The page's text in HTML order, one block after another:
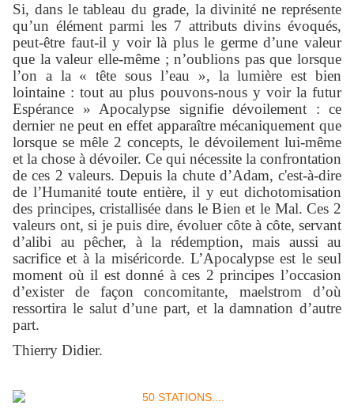
Si, dans le tableau du grade, la divinité ne représente
qu’un élément parmi les 7 attributs divins évoqués,
peut-être faut-il y voir là plus le germe d’une valeur
que la valeur elle-même ; n’oublions pas que lorsque
l’on a la « tête sous l’eau », la lumière est bien
lointaine : tout au plus pouvons-nous y voir la futur
Espérance » Apocalypse signifie dévoilement : ce
dernier ne peut en effet apparaître mécaniquement que
lorsque se mêle 2 concepts, le dévoilement lui-même
et la chose à dévoiler. Ce qui nécessite la confrontation
de ces 2 valeurs. Depuis la chute d’Adam, c'est-à-dire
de l’Humanité toute entière, il y eut dichotomisation
des principes, cristallisée dans le Bien et le Mal. Ces 2
valeurs ont, si je puis dire, évoluer côte à côte, servant
d’alibi au pêcher, à la rédemption, mais aussi au
sacrifice et à la miséricorde. L’Apocalypse est le seul
moment où il est donné à ces 2 principes l’occasion
d’exister de façon concomitante, maelstrom d’où
ressortira le salut d’une part, et la damnation d’autre
part.
Thierry Didier.